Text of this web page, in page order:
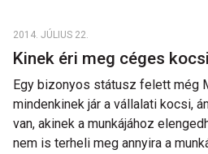
2014. JÚLIUS 22.
Kinek éri meg céges
Egy bizonyos státusz felett még
mindenkinek jár a vállalati kocsi,
van, akinek a munkájához
nem is terheli meg annyira a